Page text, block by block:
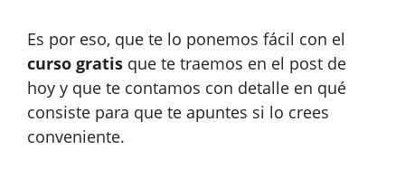
Es por eso, que te lo ponemos fácil con el
curso gratis que te traemos en el post de
hoy y que te contamos con detalle en qué
consiste para que te apuntes si lo crees
conveniente.